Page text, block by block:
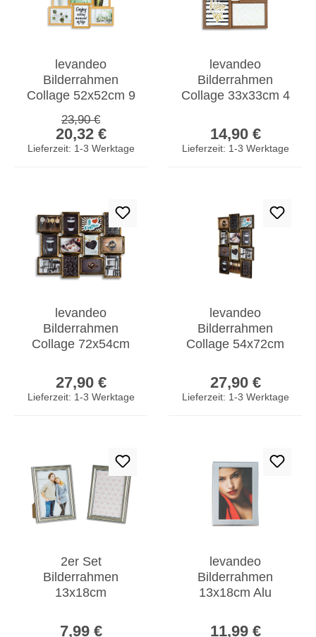
levandeo
Bilderrahmen
Collage 52x52cm 9
MDF Holz
Glasscheiben
Verkaufspreis:
20,32 €
Regulärer Preis:
23,90 €
Lieferzeit: 1-3 Werktage
levandeo
Bilderrahmen
Collage 33x33cm 4
Nussbaum MDF
Holz Glas
14,90 €
Lieferzeit: 1-3 Werktage
levandeo
Bilderrahmen
Collage 72x54cm
Glas 12 Fotos
13x18cm
27,90 €
Lieferzeit: 1-3 Werktage
levandeo
Bilderrahmen
Collage 54x72cm
Kupfer Schwarz
Glas
27,90 €
Lieferzeit: 1-3 Werktage
2er Set
Bilderrahmen
13x18cm
Antik
7,99 €
levandeo
Bilderrahmen
13x18cm Alu
Fotorahmen
11,99 €